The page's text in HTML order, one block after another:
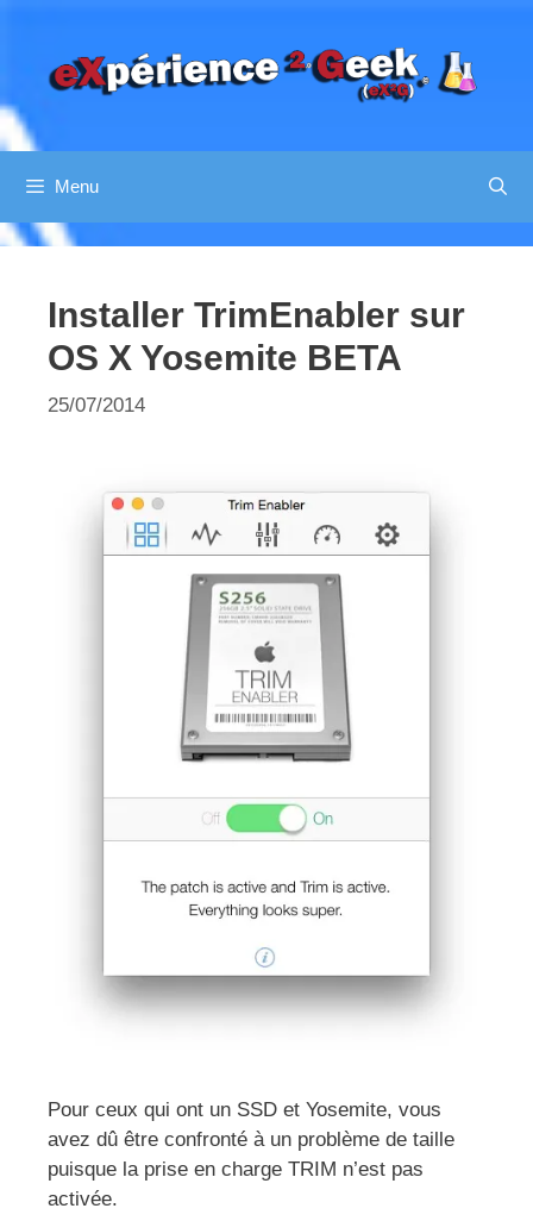
contenu
Menu
Installer TrimEnabler sur
OS X Yosemite BETA
25/07/2014
Pour ceux qui ont un SSD et Yosemite, vous
avez dû être confronté à un problème de taille
puisque la prise en charge TRIM n’est pas
activée.